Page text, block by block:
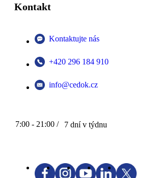
Kontakt
Kontaktujte nás
+420 296 184 910
info@cedok.cz
7:00 - 21:00 / 7 dní v týdnu